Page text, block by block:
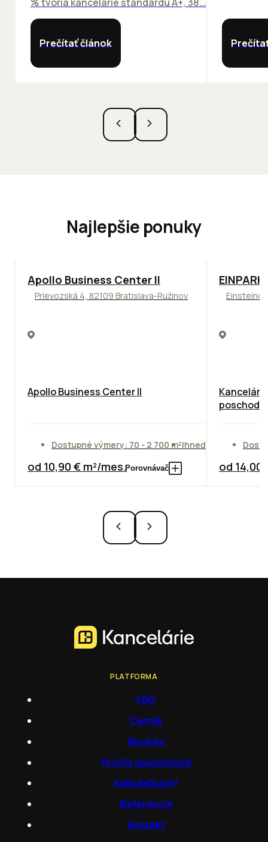
Prečítať článok
Najlepšie ponuky
TOP NOVINKA ODPORÚČAME
Apollo Business Center II
Prievozská 4, 82109 Bratislava-Ružinov
Apollo Business Center II
Dostupné výmery: 70 - 2 700 m²Ihneď
od 10,90 € m²/mes.Porovnávač
TOP
poschodie
od 14,00
PLATFORMA
FAQ
Cenník
Novinky
Profily spoločností
Kalkulačka m²
Referencie
Kontakt